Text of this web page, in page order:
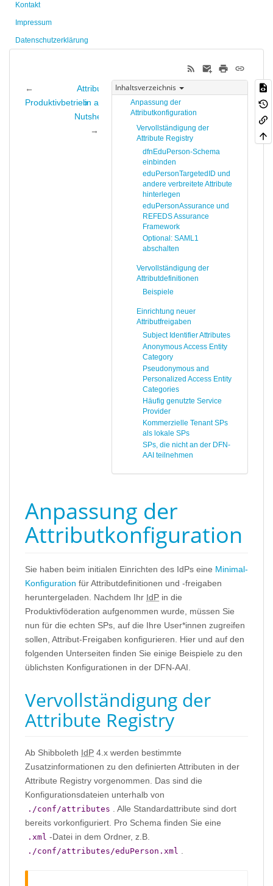
Kontakt
Impressum
Datenschutzerklärung
Inhaltsverzeichnis
Anpassung der
Attributkonfiguration
Vervollständigung der
Attribute Registry
dfnEduPerson-Schema
einbinden
eduPersonTargetedID und
andere verbreitete Attribute
hinterlegen
eduPersonAssurance und
REFEDS Assurance
Framework
Optional: SAML1
abschalten
Vervollständigung der
Attributdefinitionen
Beispiele
Einrichtung neuer
Attributfreigaben
Subject Identifier Attributes
Anonymous Access Entity
Category
Pseudonymous and
Personalized Access Entity
Categories
Häufig genutzte Service
Provider
Kommerzielle Tenant SPs
als lokale SPs
SPs, die nicht an der DFN-
AAI teilnehmen
←
Produktivbetrieb
Attributes
in a
Nutshell
→
Anpassung der
Attributkonfiguration
Sie haben beim initialen Einrichten des IdPs eine Minimal-
Konfiguration für Attributdefinitionen und -freigaben
heruntergeladen. Nachdem Ihr IdP in die
Produktivföderation aufgenommen wurde, müssen Sie
nun für die echten SPs, auf die Ihre User*innen zugreifen
sollen, Attribut-Freigaben konfigurieren. Hier und auf den
folgenden Unterseiten finden Sie einige Beispiele zu den
üblichsten Konfigurationen in der DFN-AAI.
Vervollständigung der
Attribute Registry
Ab Shibboleth IdP 4.x werden bestimmte
Zusatzinformationen zu den definierten Attributen in der
Attribute Registry vorgenommen. Das sind die
Konfigurationsdateien unterhalb von
./conf/attributes
. Alle Standardattribute sind dort
bereits vorkonfiguriert. Pro Schema finden Sie eine
.xml -Datei in dem Ordner, z.B.
./conf/attributes/eduPerson.xml